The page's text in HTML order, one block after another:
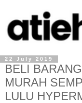
22 July 2019
BELI
MURAH
LULU